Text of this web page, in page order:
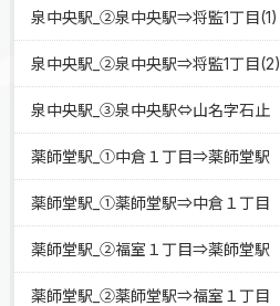
泉中央駅_②泉中央駅⇒将監1丁目(1)
泉中央駅_②泉中央駅⇒将監1丁目(2)
泉中央駅_③泉中央駅⇔山名字石止
薬師堂駅_①中倉１丁目⇒薬師堂駅
薬師堂駅_①薬師堂駅⇒中倉１丁目
薬師堂駅_②福室１丁目⇒薬師堂駅
薬師堂駅_②薬師堂駅⇒福室１丁目